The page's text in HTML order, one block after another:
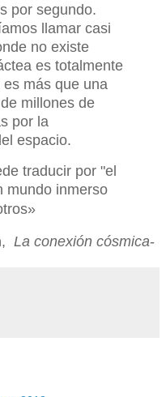
por segundo.
llamar casi
no existe
es totalmente
más que una
millones de
por la
espacio.
traducir por "el
mundo inmerso
»
, La conexión cósmica-